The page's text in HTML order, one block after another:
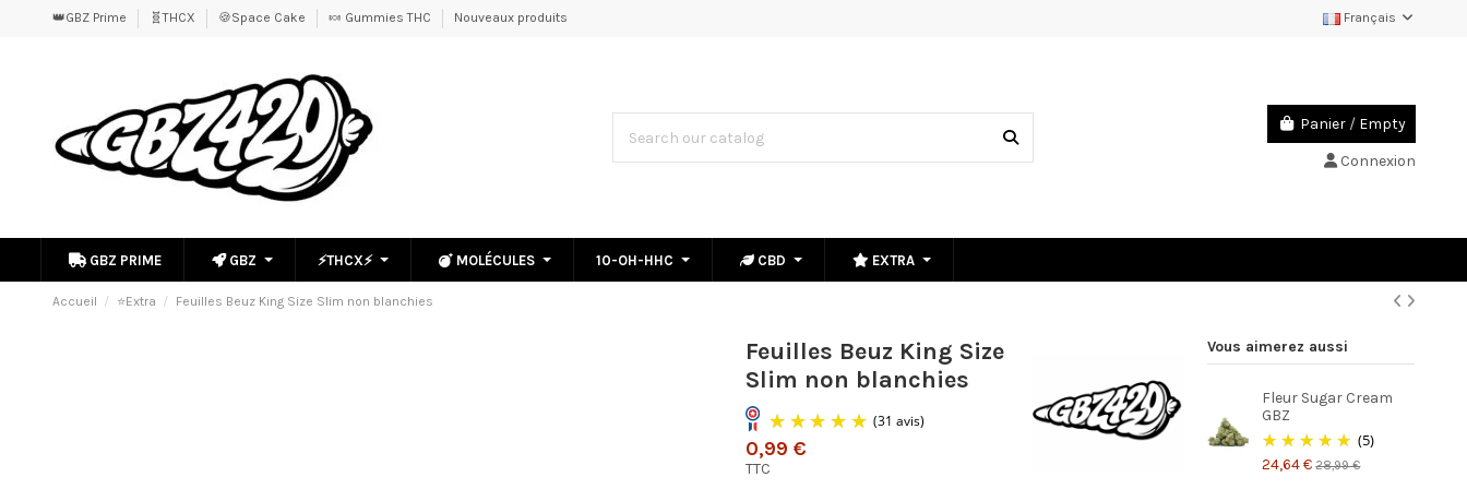
👑GBZ Prime 🧬THCX 🍪Space Cake 🍬 Gummies THC Nouveaux produits Français
Panier / Empty
Connexion
GBZ PRIME GBZ ⚡THCX⚡ MOLÉCULES 10-OH-HHC CBD EXTRA
Accueil ⭐Extra Feuilles Beuz King Size Slim non blanchies
Feuilles Beuz King Size
Slim non blanchies
0,99 €
TTC
Vous aimerez aussi
Fleur Sugar Cream
GBZ
(5)
24,64 € 28,99 €